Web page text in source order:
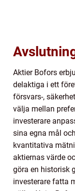
Aktier Bofors
delaktiga i ett
försvars-,
välja mellan
investerare
sina egna mål
kvantitativa
aktiernas värde
göra en historisk
investerare fatta